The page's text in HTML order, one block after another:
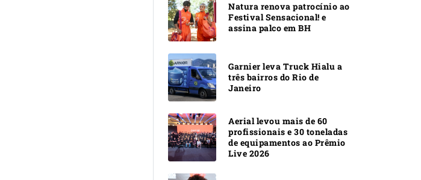
Natura renova patrocínio ao
Festival Sensacional! e
assina palco em BH
Garnier leva Truck Hialu a
três bairros do Rio de
Janeiro
Aerial levou mais de 60
profissionais e 30 toneladas
de equipamentos ao Prêmio
Live 2026